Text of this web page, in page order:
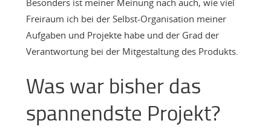
Freiraum ich bei der Selbst-Organisation meiner
Aufgaben und Projekte habe und der Grad der
Verantwortung bei der Mitgestaltung des Produkts.
Was war bisher das
spannendste Projekt?